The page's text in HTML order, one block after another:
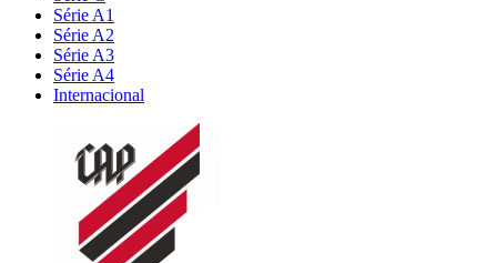
Série A1
Série A2
Série A3
Série A4
Internacional